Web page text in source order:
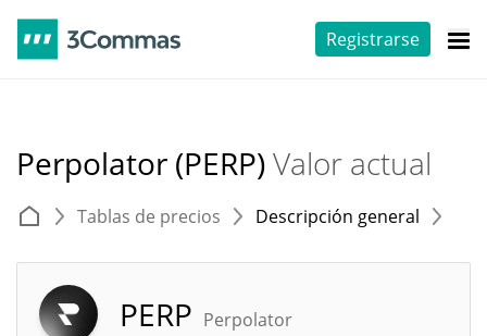
Registrarse
Perpolator (PERP)Valor actual
Tablas de precios Descripción general
PERP Perpolator